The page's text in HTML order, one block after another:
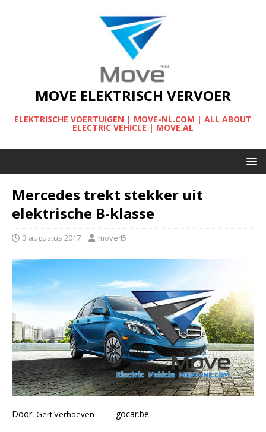
MOVE ELEKTRISCH VERVOER
ELEKTRISCHE VOERTUIGEN | MOVE-NL.COM | ALL ABOUT
ELECTRIC VEHICLE | MOVE.AL
Mercedes trekt stekker uit
elektrische B-klasse
3 augustus 2017 move45
Door: Gert Verhoeven gocar.be